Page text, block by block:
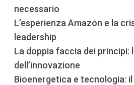
necessario
L’esperienza Amazon e la
leadership
La doppia faccia dei principi:
dell’innovazione
Bioenergetica e tecnologia: